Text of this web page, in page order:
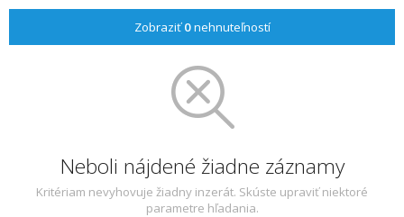
Zobraziť0nehnuteľností
Neboli nájdené žiadne záznamy
Kritériam nevyhovuje žiadny inzerát. Skúste upraviť niektoré
parametre hľadania.